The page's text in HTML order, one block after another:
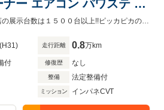
ー エアコン パワステ デ
アイドリングストップ/エアコン/パワステ/キーレス/Wエアバッグ/ABS/中古車本店の展示台数は１５００台以上!!ピッカピカの未使用車、試乗車、その他高年式・低走行車両を多数展示中！
(H31) 走行距離 0.8万km
付 修復歴 なし
整備 法定整備付
ミッション インパネCVT